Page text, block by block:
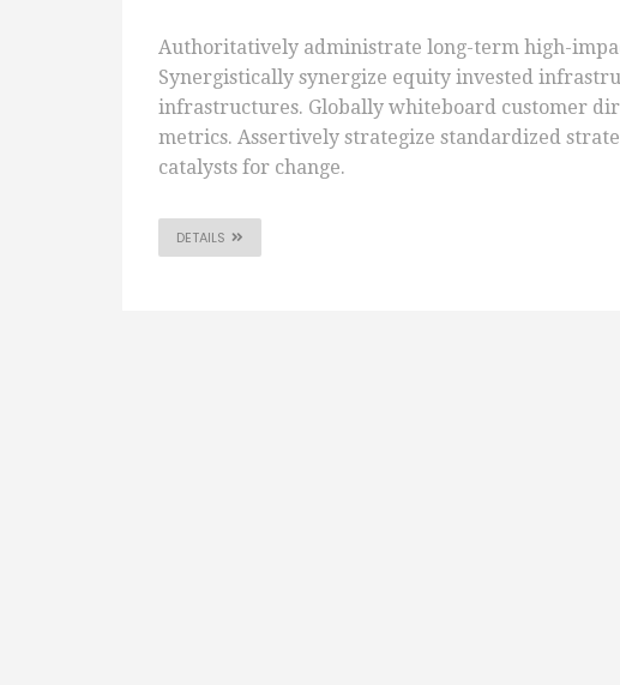
Authoritatively administrate long-term high-
Synergistically synergize equity invested
infrastructures. Globally whiteboard customer
metrics. Assertively strategize standardized
catalysts for change.
DETAILS